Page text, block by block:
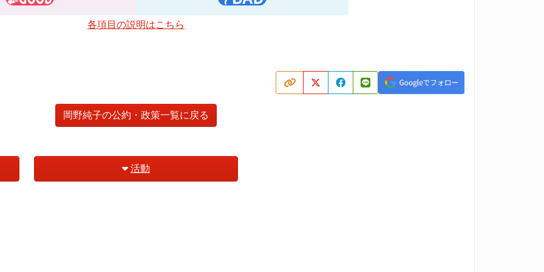
各項目の説明はこちら
岡野純子の公約・政策一覧に戻る
活動